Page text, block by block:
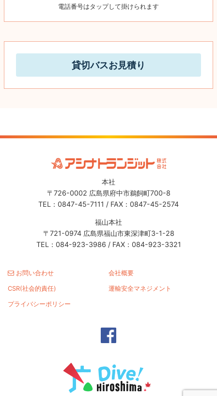
電話番号はタップして掛けられます
貸切バスお見積り
本社
〒726-0002 広島県府中市鵜飼町700-8
TEL：0847-45-7111 / FAX：0847-45-2574
福山本社
〒721-0974 広島県福山市東深津町3-1-28
TEL：084-923-3986 / FAX：084-923-3321
お問い合わせ 会社概要
CSR(社会的責任) 運輸安全マネジメント
プライバシーポリシー